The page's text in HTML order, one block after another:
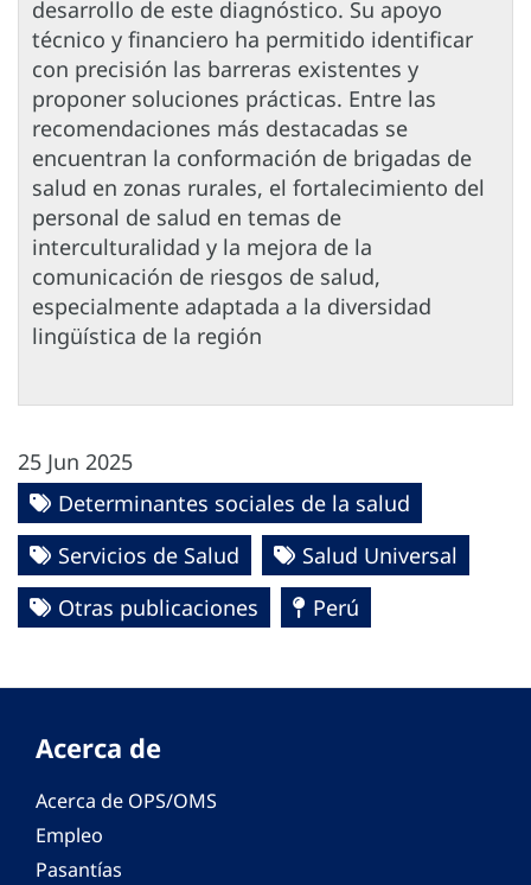
desarrollo de este diagnóstico. Su apoyo
técnico y financiero ha permitido identificar
con precisión las barreras existentes y
proponer soluciones prácticas. Entre las
recomendaciones más destacadas se
encuentran la conformación de brigadas de
salud en zonas rurales, el fortalecimiento del
personal de salud en temas de
interculturalidad y la mejora de la
comunicación de riesgos de salud,
especialmente adaptada a la diversidad
lingüística de la región
25 Jun 2025
Determinantes sociales de la salud
Servicios de Salud
Salud Universal
Otras publicaciones
Perú
Acerca de
Acerca de OPS/OMS
Empleo
Pasantías